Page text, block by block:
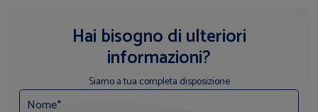
Hai bisogno di ulteriori
informazioni?
Siamo a tua completa disposizione